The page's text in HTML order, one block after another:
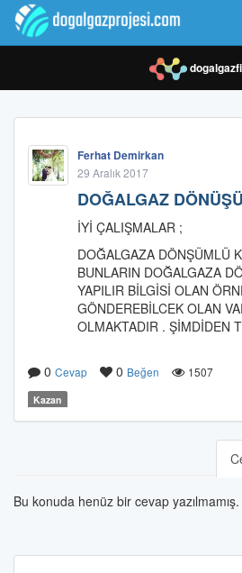
Ferhat Demirkan
29 Aralık 2017
DOĞALGAZ
İYİ ÇALIŞMALAR ;
DOĞALGAZA DÖNŞÜMLÜ
BUNLARIN DOĞALGAZA
YAPILIR BİLGİSİ OLAN
GÖNDEREBİLCEK OLAN
OLMAKTADIR . ŞİMDİDEN
0 Cevap 0 Beğen 1507
Kazan
Bu konuda henüz bir cevap yazılmamış.